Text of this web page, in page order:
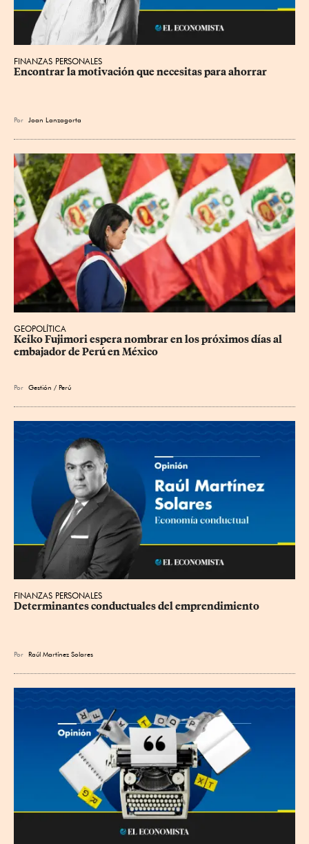
FINANZAS PERSONALES
Encontrar la motivación que necesitas para ahorrar
Por Joan Lanzagorta
GEOPOLÍTICA
Keiko Fujimori espera nombrar en los próximos días al
embajador de Perú en México
Por Gestión / Perú
FINANZAS PERSONALES
Determinantes conductuales del emprendimiento
Por Raúl Martínez Solares